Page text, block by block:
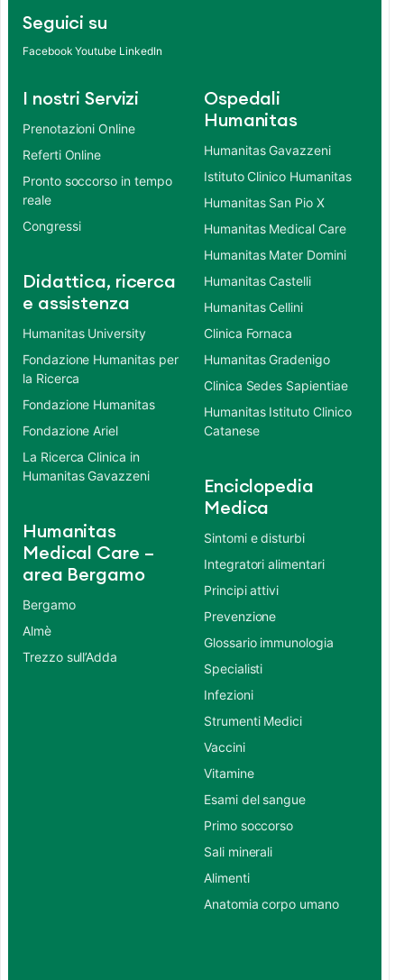
Seguici su
Facebook Youtube LinkedIn
I nostri Servizi
Prenotazioni Online
Referti Online
Pronto soccorso in tempo
reale
Congressi
Didattica, ricerca
e assistenza
Humanitas University
Fondazione Humanitas per
la Ricerca
Fondazione Humanitas
Fondazione Ariel
La Ricerca Clinica in
Humanitas Gavazzeni
Humanitas
Medical Care –
area Bergamo
Bergamo
Almè
Trezzo sull’Adda
Ospedali
Humanitas
Humanitas Gavazzeni
Istituto Clinico Humanitas
Humanitas San Pio X
Humanitas Medical Care
Humanitas Mater Domini
Humanitas Castelli
Humanitas Cellini
Clinica Fornaca
Humanitas Gradenigo
Clinica Sedes Sapientiae
Humanitas Istituto Clinico
Catanese
Enciclopedia
Medica
Sintomi e disturbi
Integratori alimentari
Principi attivi
Prevenzione
Glossario immunologia
Specialisti
Infezioni
Strumenti Medici
Vaccini
Vitamine
Esami del sangue
Primo soccorso
Sali minerali
Alimenti
Anatomia corpo umano